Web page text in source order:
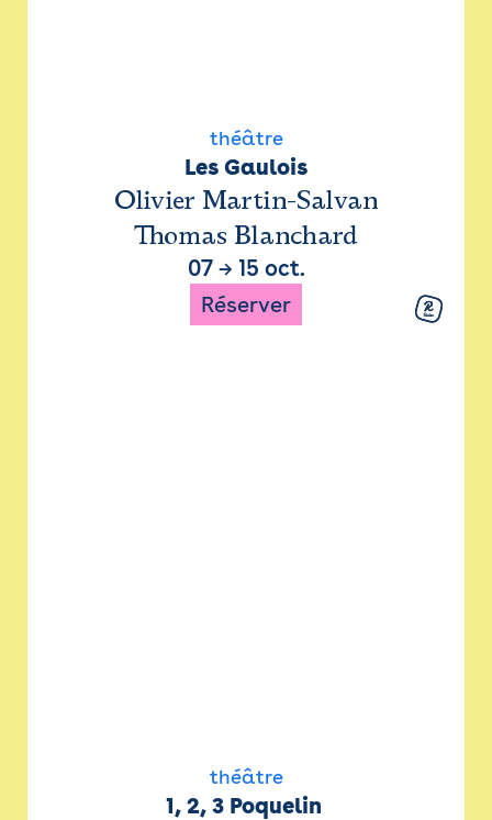
théâtre
Les Gaulois
Olivier Martin-Salvan
Thomas Blanchard
07→ 15 oct.
Réserver
théâtre
1, 2, 3 Poquelin